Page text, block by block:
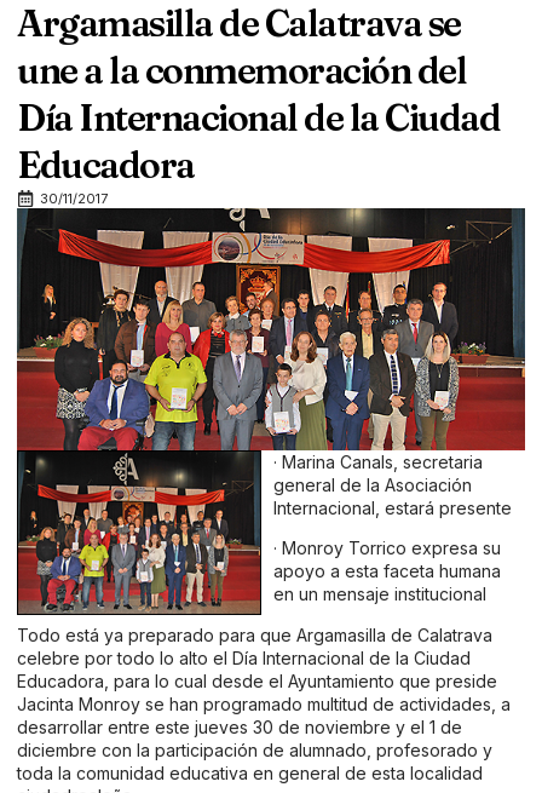
Argamasilla de Calatrava se
une a la conmemoración del
Día Internacional de la Ciudad
Educadora
30/11/2017
· Marina Canals, secretaria
general de la Asociación
Internacional, estará presente
· Monroy Torrico expresa su
apoyo a esta faceta humana
en un mensaje institucional
Todo está ya preparado para que Argamasilla de Calatrava
celebre por todo lo alto el Día Internacional de la Ciudad
Educadora, para lo cual desde el Ayuntamiento que preside
Jacinta Monroy se han programado multitud de actividades, a
desarrollar entre este jueves 30 de noviembre y el 1 de
diciembre con la participación de alumnado, profesorado y
toda la comunidad educativa en general de esta localidad